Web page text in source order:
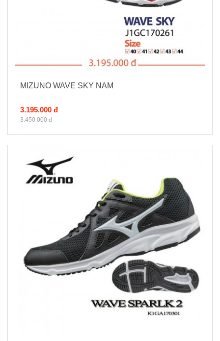
MIZUNO WAVE SKY NAM
3.195.000 đ
3.450.000 đ